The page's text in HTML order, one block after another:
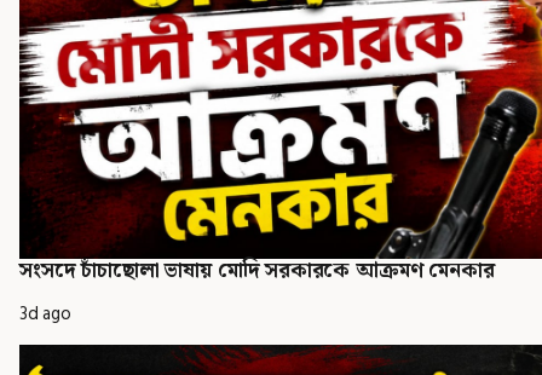
সংসদে চাঁচাছোলা ভাষায় মোদি সরকারকে আক্রমণ মেনকার
3d ago